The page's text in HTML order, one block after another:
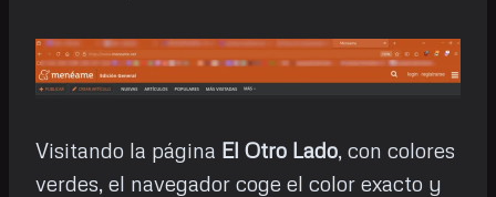
Visitando la página El Otro Lado, con colores
verdes, el navegador coge el color exacto y